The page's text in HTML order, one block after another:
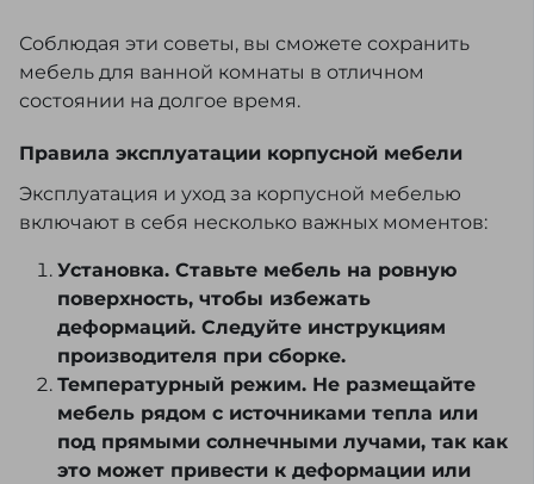
Соблюдая эти советы, вы сможете сохранить
мебель для ванной комнаты в отличном
состоянии на долгое время.
Правила эксплуатации корпусной мебели
Эксплуатация и уход за корпусной мебелью
включают в себя несколько важных моментов:
Установка. Ставьте мебель на ровную
поверхность, чтобы избежать
деформаций. Следуйте инструкциям
производителя при сборке.
Температурный режим. Не размещайте
мебель рядом с источниками тепла или
под прямыми солнечными лучами, так как
это может привести к деформации или